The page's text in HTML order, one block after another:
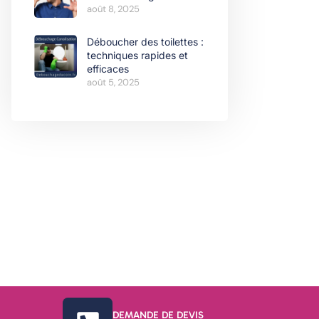
août 8, 2025
Déboucher des toilettes :
techniques rapides et
efficaces
août 5, 2025
DEMANDE DE DEVIS